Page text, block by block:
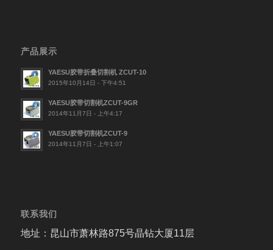
产品展示
YAESU胶带折叠切割机 ZCUT-10
2015年10月14日 - 下午4:51
YAESU胶带切割机ZCUT-9GR
2014年11月7日 - 上午4:17
YAESU胶带切割机ZCUT-9
2014年11月7日 - 上午1:07
联系我们
地址：昆山市萧林路875号晶钻大厦11层